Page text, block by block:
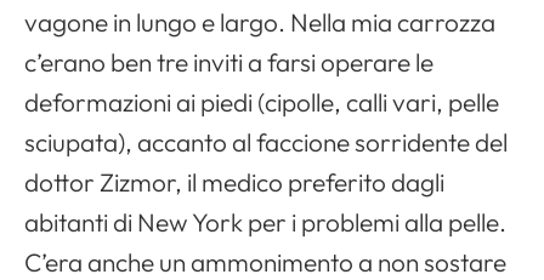
vagone in lungo e largo. Nella mia carrozza
c’erano ben tre inviti a farsi operare le
deformazioni ai piedi (cipolle, calli vari, pelle
sciupata), accanto al faccione sorridente del
dottor Zizmor, il medico preferito dagli
abitanti di New Yorkper i problemi alla pelle.
C’era anche un ammonimento a non sostare